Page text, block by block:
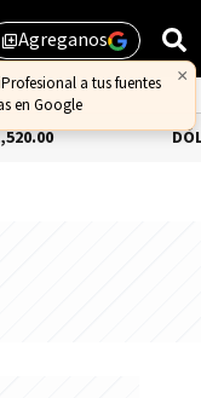
library_addAgreganos
DÓLAR BLUE-